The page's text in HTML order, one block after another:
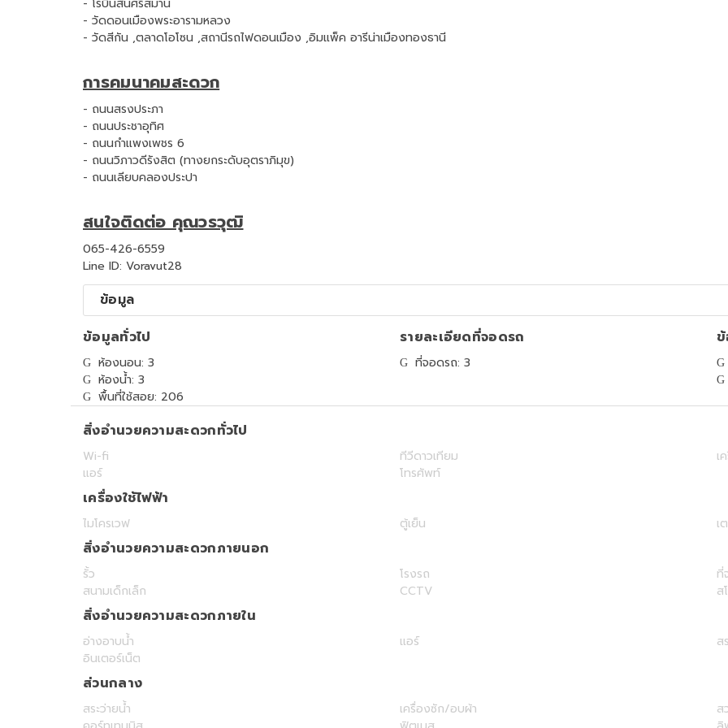
- โรบินสันศรีสมาน
- วัดดอนเมืองพระอารามหลวง
- วัดสีกัน ,ตลาดโอโซน ,สถานีรถไฟดอนเมือง ,อิมแพ็ค อารีน่าเมืองทองธานี
การคมนาคมสะดวก
- ถนนสรงประภา
- ถนนประชาอุทิศ
- ถนนกำแพงเพชร 6
- ถนนวิภาวดีรังสิต (ทางยกระดับอุตราภิมุข)
- ถนนเลียบคลองประปา
สนใจติดต่อ คุณวรวุฒิ
065-426-6559
Line ID: Voravut28
ข้อมูล
ข้อมูลทั่วไป
ห้องนอน: 3
ห้องน้ำ: 3
พื้นที่ใช้สอย: 206
รายละเอียดที่จอดรถ
ที่จอดรถ: 3
สิ่งอำนวยความสะดวกทั่วไป
Wi-fi ทีวีดาวเทียม
เ
แอร์
โทรศัพท์
เครื่องใช้ไฟฟ้า
ไมโครเวฟ ตู้เย็น เ
สิ่งอำนวยความสะดวกภายนอก
รั้ว โรงรถ
ที่
สนามเด็กเล็ก
CCTV ส
สิ่งอำนวยความสะดวกภายใน
อ่างอาบน้ำ แอร์
ส
อินเตอร์เน็ต
ส่วนกลาง
สระว่ายน้ำ เครื่องซัก/อบผ้า
ส